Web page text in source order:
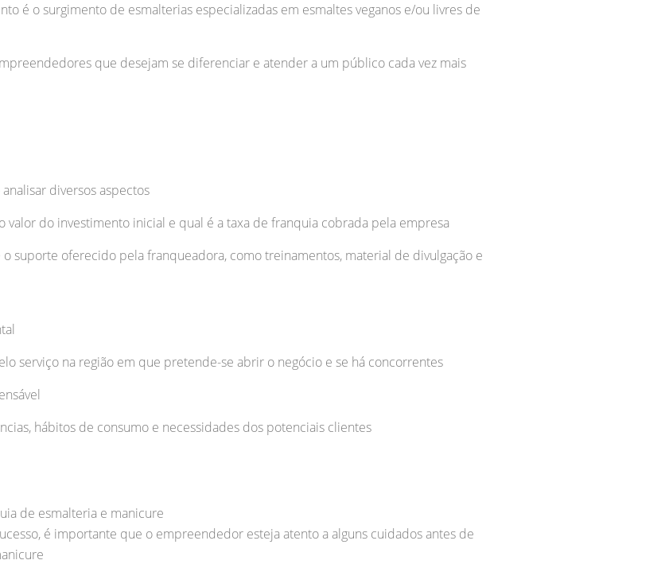
é o surgimento de esmalterias especializadas em esmaltes veganos e/ou livres de
que desejam se diferenciar e atender a um público cada vez mais
diversos aspectos
do investimento inicial e qual é a taxa de franquia cobrada pela empresa
suporte oferecido pela franqueadora, como treinamentos, material de divulgação e
serviço na região em que pretende-se abrir o negócio e se há concorrentes
hábitos de consumo e necessidades dos potenciais clientes
de esmalteria e manicure
é importante que o empreendedor esteja atento a alguns cuidados antes de